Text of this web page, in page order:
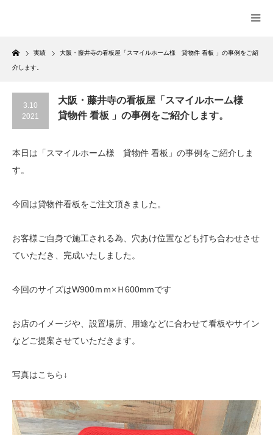
Home
実績 大阪・藤井寺の看板屋「スマイルホーム様 貸物件 看板 」の事例をご紹
介します。
3.10
2021
大阪・藤井寺の看板屋「スマイルホーム様
貸物件 看板 」の事例をご紹介します。
本日は「スマイルホーム様 貸物件 看板」の事例をご紹介しま
す。
今回は貸物件看板をご注文頂きました。
お客様ご自身で施工される為、穴あけ位置なども打ち合わせさせ
ていただき、完成いたしました。
今回のサイズはW900ｍｍ×Ｈ600mmです
お店のイメージや、設置場所、用途などに合わせて看板やサイン
などご提案させていただきます。
写真はこちら↓